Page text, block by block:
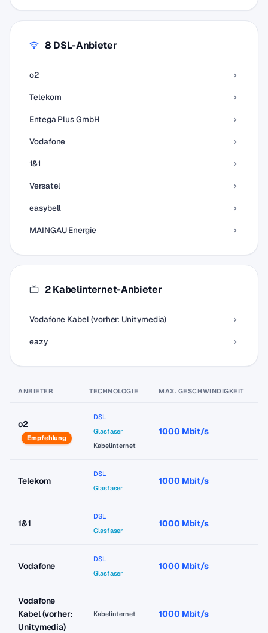
8 DSL-Anbieter
o2
Telekom
Entega Plus GmbH
Vodafone
1&1
Versatel
easybell
MAINGAU Energie
2 Kabelinternet-Anbieter
Vodafone Kabel (vorher: Unitymedia)
eazy
ANBIETER TECHNOLOGIE MAX. GESCHWINDIGKEIT
o2
Empfehlung
DSL
Glasfaser
Kabelinternet
1000 Mbit/s
Telekom
DSL
Glasfaser
1000 Mbit/s
1&1
DSL
Glasfaser
1000 Mbit/s
Vodafone
DSL
Glasfaser
1000 Mbit/s
Vodafone
Kabel (vorher:
Unitymedia)
Kabelinternet 1000 Mbit/s